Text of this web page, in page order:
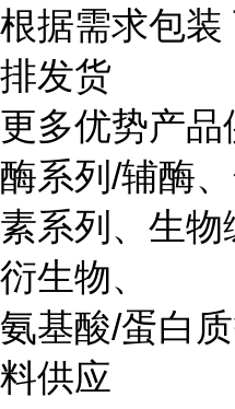
根据需求包装
排发货
更多优势产品
酶系列/辅酶
素系列、生物
衍生物、
氨基酸/蛋白
料供应